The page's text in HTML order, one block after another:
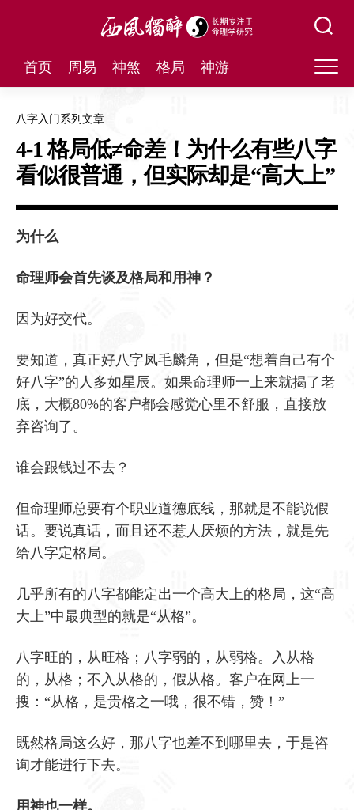
首页 周易 神煞 格局 神游
八字入门系列文章
4-1 格局低≠命差！为什么有些八字
看似很普通，但实际却是“高大上”
为什么
命理师会首先谈及格局和用神？
因为好交代。
要知道，真正好八字凤毛麟角，但是“想着自己有个
好八字”的人多如星辰。如果命理师一上来就揭了老
底，大概80%的客户都会感觉心里不舒服，直接放
弃咨询了。
谁会跟钱过不去？
但命理师总要有个职业道德底线，那就是不能说假
话。要说真话，而且还不惹人厌烦的方法，就是先
给八字定格局。
几乎所有的八字都能定出一个高大上的格局，这“高
大上”中最典型的就是“从格”。
八字旺的，从旺格；八字弱的，从弱格。入从格
的，从格；不入从格的，假从格。客户在网上一
搜：“从格，是贵格之一哦，很不错，赞！”
既然格局这么好，那八字也差不到哪里去，于是咨
询才能进行下去。
用神也一样。